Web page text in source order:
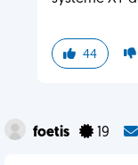
44
foetis 19